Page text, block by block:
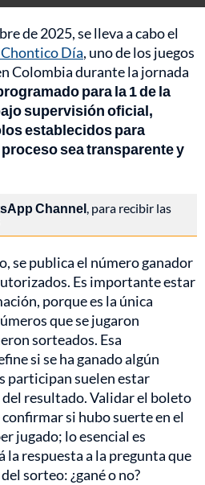
de 2025, se lleva a cabo el
Día, uno de los juegos
Colombia durante la jornada
para la 1 de la
supervisión oficial,
establecidos para
sea transparente y
Channel, para recibir las
se publica el número ganador
Es importante estar
porque es la única
que se jugaron
sorteados. Esa
si se ha ganado algún
participan suelen estar
resultado. Validar el boleto
si hubo suerte en el
jugado; lo esencial es
la respuesta a la pregunta que
sorteo: ¿gané o no?